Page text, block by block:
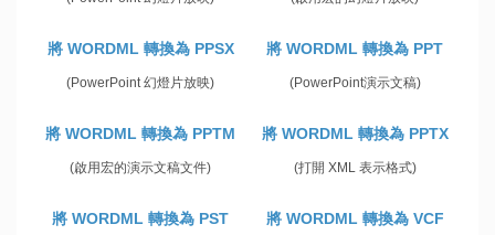
將 WORDML 轉換為 PPSX
(PowerPoint 幻燈片放映)
將 WORDML 轉換為 PPT
(PowerPoint演示文稿)
將 WORDML 轉換為 PPTM
(啟用宏的演示文稿文件)
將 WORDML 轉換為 PPTX
(打開 XML 表示格式)
將 WORDML 轉換為 PST 將 WORDML 轉換為 VCF